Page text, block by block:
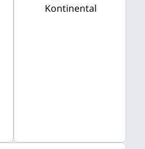
Kontinental